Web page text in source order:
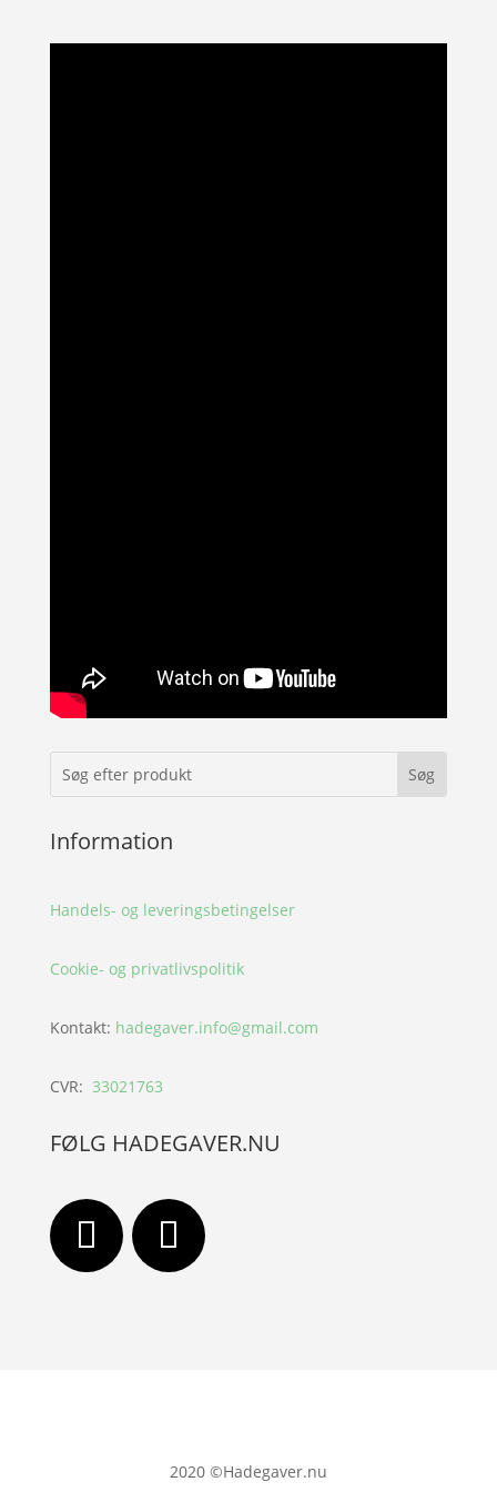
Information
Handels- og leveringsbetingelser
Cookie- og privatlivspolitik
Kontakt: hadegaver.info@gmail.com
CVR: 33021763
FØLG HADEGAVER.NU
2020 ©Hadegaver.nu